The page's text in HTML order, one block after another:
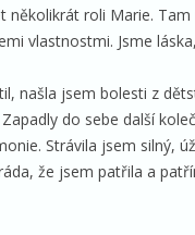
několikrát roli Marie.
vlastnostmi. Jsme
našla jsem bolesti z
do sebe další
Strávila jsem silný,
že jsem patřila a